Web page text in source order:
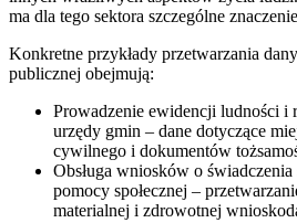
ma dla tego sektora szczególne
Konkretne przykłady przetwarzania
publicznej obejmują:
Prowadzenie ewidencji ludności i
urzędy gmin – dane dotyczące
cywilnego i dokumentów
Obsługa wniosków o świadczenia
pomocy społecznej –
materialnej i zdrowotnej